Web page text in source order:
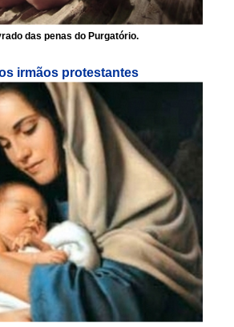
das penas do Purgatório.
irmãos protestantes